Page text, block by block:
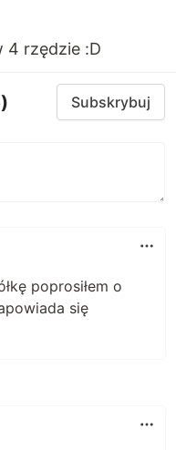
4 rzędzie :D
Subskrybuj
poprosiłem o
się